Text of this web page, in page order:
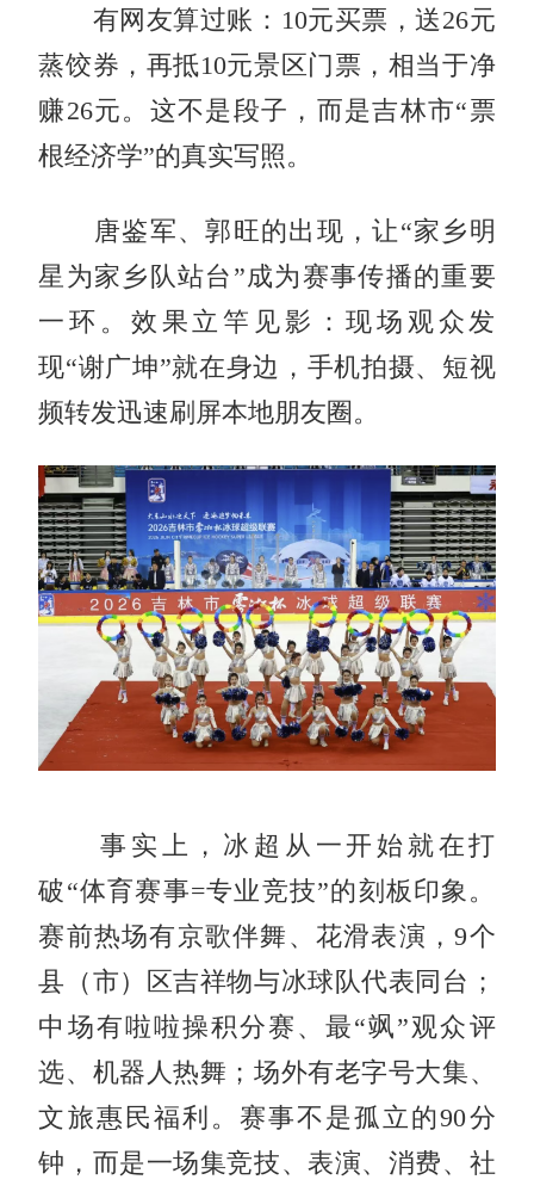
有网友算过账：10元买票，送26元
蒸饺券，再抵10元景区门票，相当于净
赚26元。这不是段子，而是吉林市“票
根经济学”的真实写照。
唐鉴军、郭旺的出现，让“家乡明
星为家乡队站台”成为赛事传播的重要
一环。效果立竿见影：现场观众发
现“谢广坤”就在身边，手机拍摄、短视
频转发迅速刷屏本地朋友圈。
事实上，冰超从一开始就在打
破“体育赛事=专业竞技”的刻板印象。
赛前热场有京歌伴舞、花滑表演，9个
县（市）区吉祥物与冰球队代表同台；
中场有啦啦操积分赛、最“飒”观众评
选、机器人热舞；场外有老字号大集、
文旅惠民福利。赛事不是孤立的90分
钟，而是一场集竞技、表演、消费、社